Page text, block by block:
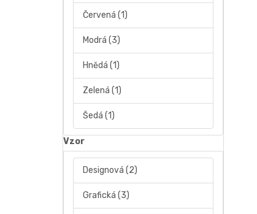
Červená (1)
Modrá (3)
Hnědá (1)
Zelená (1)
Šedá (1)
Vzor
Designová (2)
Grafická (3)